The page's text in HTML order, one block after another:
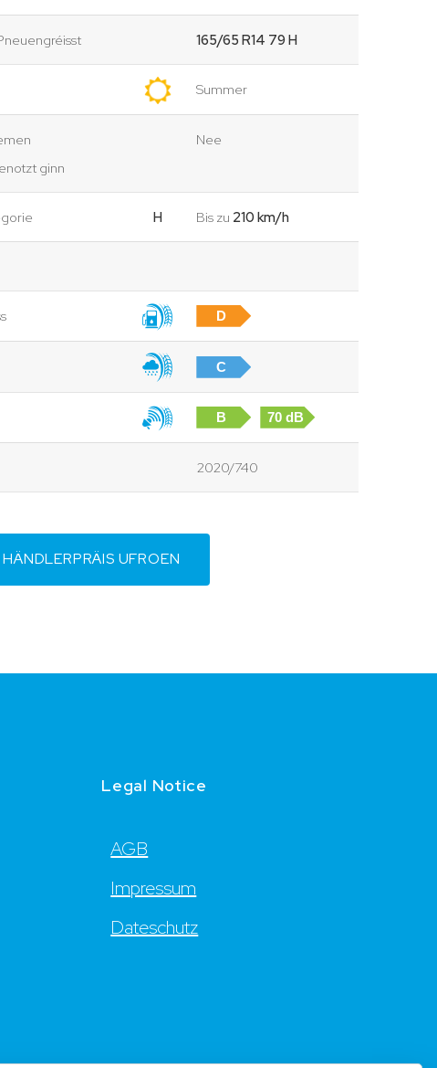
165/65 R14 79 H
Summer
ginn
Nee
H Bis zu 210 km/h
D
C
B 70 dB
2020/740
HÄNDLERPRÄIS UFROEN
Legal Notice
AGB
Impressum
Dateschutz